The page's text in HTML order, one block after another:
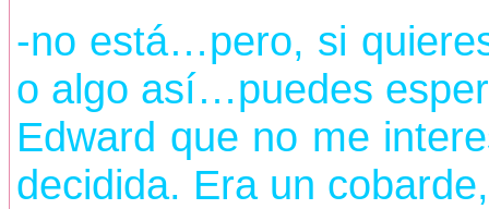
-no está…pero, si
o algo así…puedes
Edward que no me
decidida. Era un